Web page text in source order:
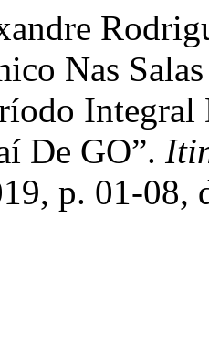
Nas
Integral
De GO”.
p. 01-